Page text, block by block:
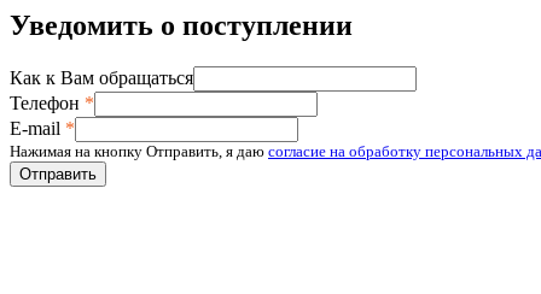
Уведомить о поступлении
Как к Вам обращаться
Телефон *
E-mail *
Нажимая на кнопку Отправить, я даю согласие на обработку персональных
Отправить